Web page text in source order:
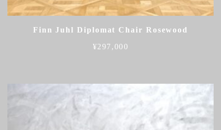
Finn Juhl Diplomat Chair Rosewood
¥297,000